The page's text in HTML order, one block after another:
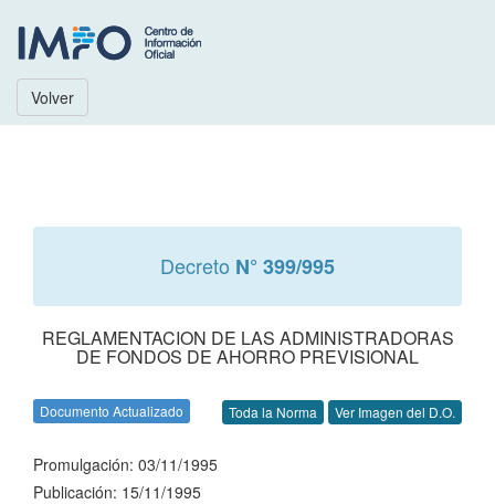
Volver
Decreto N° 399/995
REGLAMENTACION DE LAS ADMINISTRADORAS
DE FONDOS DE AHORRO PREVISIONAL
Documento Actualizado Toda la Norma Ver Imagen del D.O.
Promulgación: 03/11/1995
Publicación: 15/11/1995